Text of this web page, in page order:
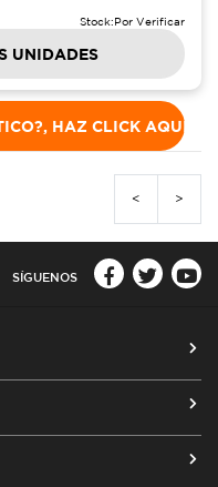
Stock:Por Verificar
UNIDADES
HAZ CLICK AQUÍ
< >
SÍGUENOS